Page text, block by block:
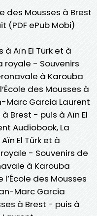
des Mousses à Brest
(PDF ePub Mobi)
Aïn El Türk et à
royale - Souvenirs
à Karouba
des Mousses à
Marc Garcia Laurent
Brest - puis à Aïn El
Audiobook, La
El Türk et à
- Souvenirs de
à Karouba
des Mousses
Marc Garcia
à Brest - puis à